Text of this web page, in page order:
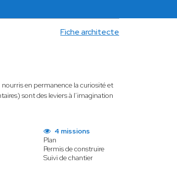
Fiche architecte
nourris en permanence la curiosité et
sont des leviers à l’imagination
4 missions
Plan
Permis de construire
Suivi de chantier